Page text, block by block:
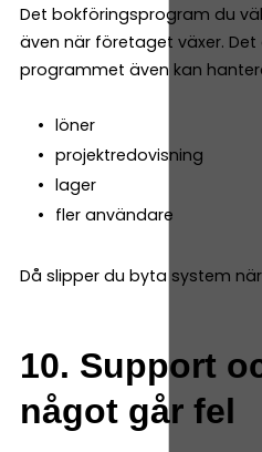
Det bokföringsprogram du
även när företaget växer.
programmet även kan
löner
projektredovisning
lager
fler användare
Då slipper du byta system
10. Support
något går fel